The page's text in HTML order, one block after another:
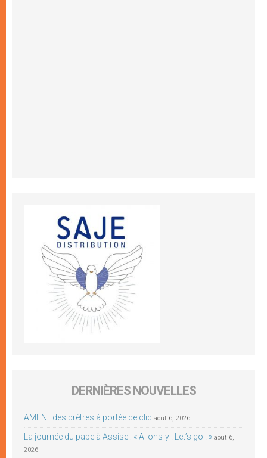
DERNIÈRES NOUVELLES
AMEN : des prêtres à portée de clic août 6, 2026
La journée du pape à Assise : « Allons-y ! Let’s go ! » août 6,
2026